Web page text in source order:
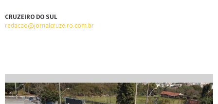
CRUZEIRO DO SUL
redacao@jornalcruzeiro.com.br